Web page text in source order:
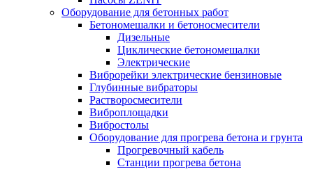
Оборудование для бетонных работ
Бетономешалки и бетоносмесители
Дизельные
Циклические бетономешалки
Электрические
Виброрейки электрические бензиновые
Глубинные вибраторы
Растворосмесители
Виброплощадки
Вибростолы
Оборудование для прогрева бетона и грунта
Прогревочный кабель
Станции прогрева бетона